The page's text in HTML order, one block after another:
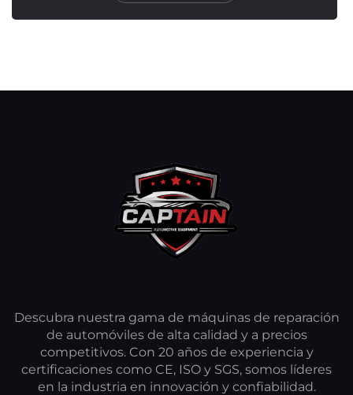
Descubra nuestra gama de máquinas de reparación
de automóviles de alta calidad y a precios
competitivos. Con 20 años de experiencia y
certificaciones como CE, ISO y SGS, somos líderes
en la industria en innovación y confiabilidad.